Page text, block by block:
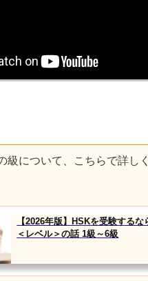
級について、こちらで詳し
【2026年版】HSKを受験するな
＜レベル＞の話 1級～6級